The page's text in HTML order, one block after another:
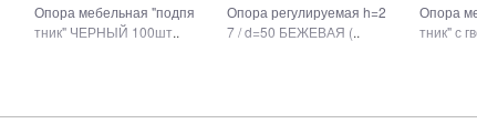
Опора мебельная "подпя
тник" ЧЕРНЫЙ 100шт..
Опора регулируемая h=2
7 / d=50 БЕЖЕВАЯ (..
Опора
тник" с